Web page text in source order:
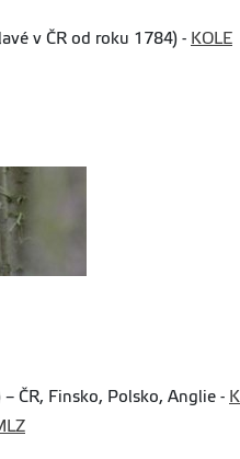
v ČR od roku 1784) - KOLE
ČR, Finsko, Polsko, Anglie -